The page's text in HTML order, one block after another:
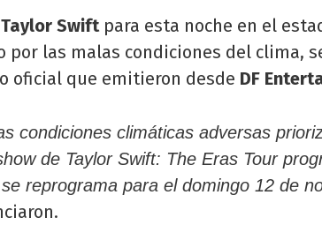
Taylor Swiftpara esta noche en el
por las malas condiciones del clima,
oficial que emitieron desde DF
condiciones climáticas adversas
de Taylor Swift: The Eras Tour
reprograma para el domingo 12 de